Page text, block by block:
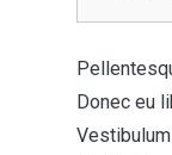
Donec eu